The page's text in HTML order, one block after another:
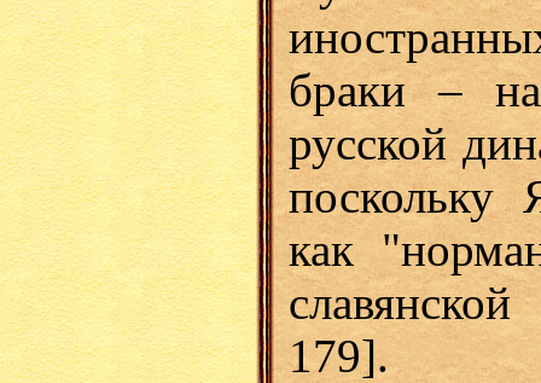
браки –
русской
поскольку
как
179].